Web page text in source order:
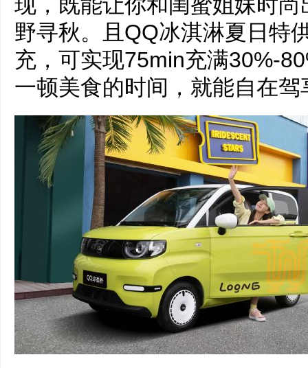
野寻秋。且QQ冰淇淋夏日特
充，可实现75min充满30%-
一顿美食的时间，就能自在